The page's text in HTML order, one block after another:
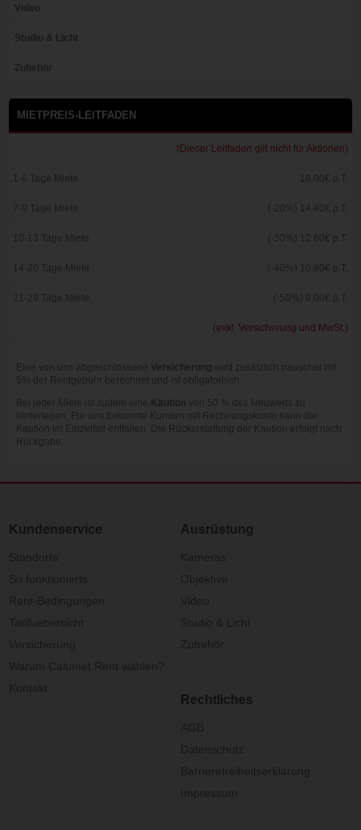
Video
Studio & Licht
Zubehör
MIETPREIS-LEITFADEN
(Dieser Leitfaden gilt nicht für Aktionen)
1-6 Tage Miete 18.00€ p.T.
7-9 Tage Miete (-20%) 14.40€ p.T.
10-13 Tage Miete (-30%) 12.60€ p.T.
14-20 Tage Miete (-40%) 10.80€ p.T.
21-29 Tage Miete (-50%) 9.00€ p.T.
(exkl. Versicherung und MwSt.)
Eine von uns abgeschlossene Versicherung wird zusätzlich pauschal mit
5% der Rentgebühr berechnet und ist obligatorisch.
Bei jeder Miete ist zudem eine Kaution von 50 % des Neuwerts zu
hinterlegen. Für uns bekannte Kunden mit Rechnungskonto kann die
Kaution im Einzelfall entfallen. Die Rückerstattung der Kaution erfolgt nach
Rückgabe.
Kundenservice Ausrüstung
Rechtliches